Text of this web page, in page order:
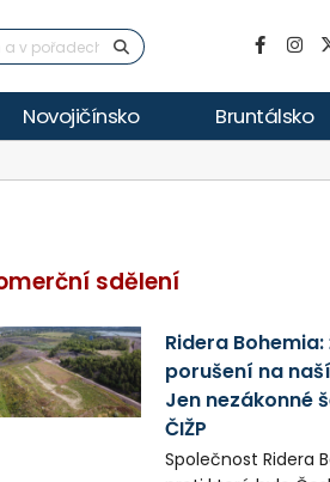
Novojičínsko Bruntálsko
sdělení
Ridera
porušení na
Jen nezákonné
ČIŽP
Společnost Ridera